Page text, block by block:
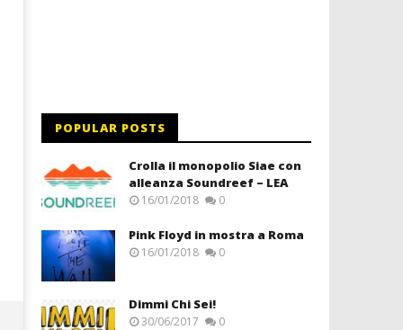
POPULAR POSTS
Crolla il monopolio Siae con
alleanza Soundreef – LEA
16/01/2018 0
Pink Floyd in mostra a Roma
16/01/2018 0
Dimmi Chi Sei!
30/06/2017 0